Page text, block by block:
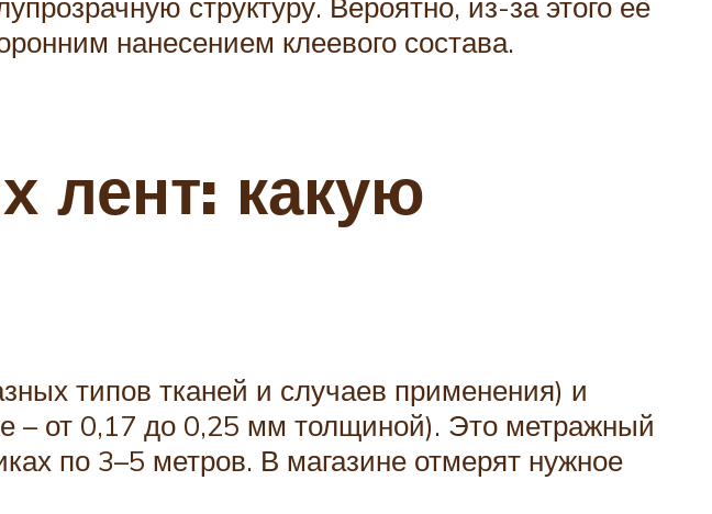
нанесением клеевого состава.
лент: какую
типов тканей и случаев применения) и
– от 0,17 до 0,25 мм толщиной). Это метражный
по 3–5 метров. В магазине отмерят нужное